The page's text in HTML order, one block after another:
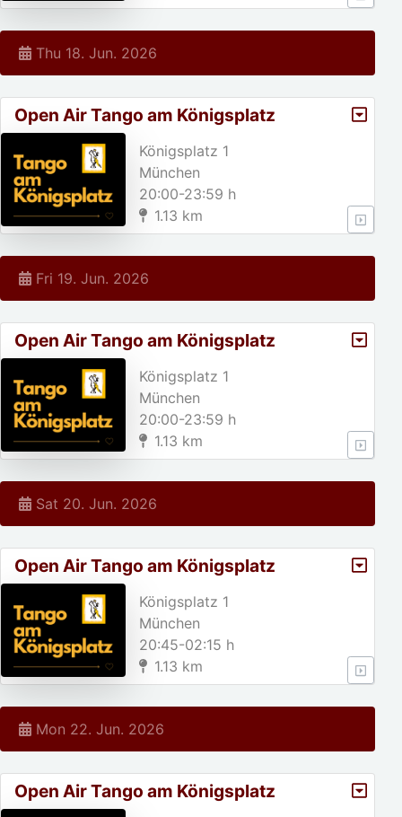
Thu 18. Jun. 2026
Open Air Tango am Königsplatz
Königsplatz 1
München
20:00-23:59 h
1.13 km
Fri 19. Jun. 2026
Open Air Tango am Königsplatz
Königsplatz 1
München
20:00-23:59 h
1.13 km
Sat 20. Jun. 2026
Open Air Tango am Königsplatz
Königsplatz 1
München
20:45-02:15 h
1.13 km
Mon 22. Jun. 2026
Open Air Tango am Königsplatz